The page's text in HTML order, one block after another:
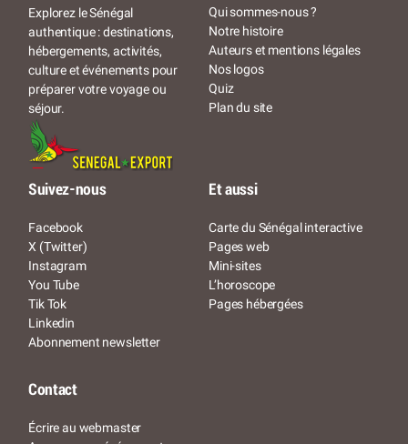
Explorez le Sénégal
authentique : destinations,
hébergements, activités,
culture et événements pour
préparer votre voyage ou
séjour.
Qui sommes-nous ?
Notre histoire
Auteurs et mentions légales
Nos logos
Quiz
Plan du site
Suivez-nous
Facebook
X (Twitter)
Instagram
You Tube
Tik Tok
Linkedin
Abonnement newsletter
Et aussi
Carte du Sénégal interactive
Pages web
Mini-sites
L’horoscope
Pages hébergées
Contact
Écrire au webmaster